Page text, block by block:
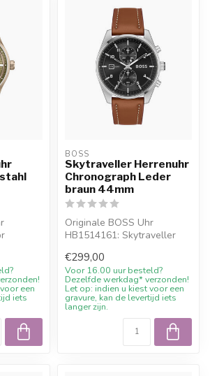
O...
een
iets
BOSS
Skytraveller Herrenuhr
Chronograph Leder
braun 44mm
Originale BOSS Uhr
HB1514161: Skytraveller
Leder braun 44m...
€299,00
Voor 16.00 uur besteld?
Dezelfde werkdag* verzonden!
Let op: indien u kiest voor een
gravure, kan de levertijd iets
langer zijn.